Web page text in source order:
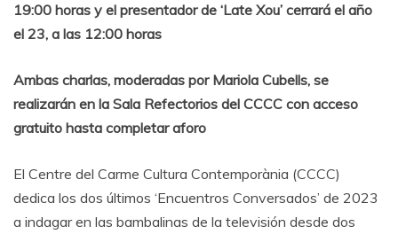
19:00 horas y el presentador de ‘Late Xou’ cerrará el año
el 23, a las 12:00 horas
Ambas charlas, moderadas por Mariola Cubells, se
realizarán en la Sala Refectorios del CCCC con acceso
gratuito hasta completar aforo
El Centre del Carme Cultura Contemporània (CCCC)
dedica los dos últimos ‘Encuentros Conversados’ de 2023
a indagar en las bambalinas de la televisión desde dos